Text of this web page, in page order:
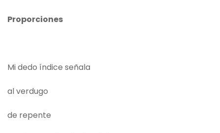
Proporciones
Mi dedo índice señala
al verdugo
de repente